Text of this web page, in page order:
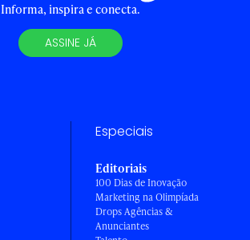
Informa, inspira e conecta.
ASSINE JÁ
Especiais
Editoriais
100 Dias de Inovação
Marketing na Olimpíada
Drops Agências &
Anunciantes